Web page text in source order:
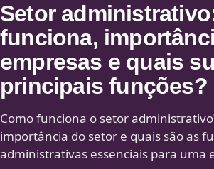
Setor
funciona,
empresas e quais
principais funções?
Como funciona o setor
importância do setor e quais são as
administrativas essenciais para uma